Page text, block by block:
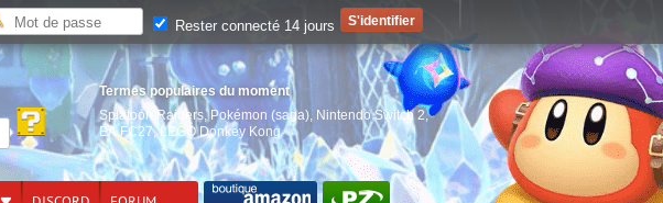
Termes populaires du moment
Splatoon Raiders, Pokémon (saga) Nintendo Switch 2,
EA FC27,LEGO Donkey Kong
Rester connecté 14 jours